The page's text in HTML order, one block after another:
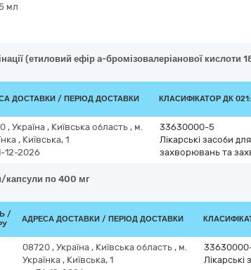
мл
(етиловий ефір a-бромізовалеріанової
ДОСТАВКИ / ПЕРІОД ДОСТАВКИ КЛАСИФІКАТОР ДК
, Україна , Київська область , м.
, Київська, 1
12-2026
33630000-5
Лікарські засоби
захворювань та
капсули по 400 мг
/
АДРЕСА ДОСТАВКИ / ПЕРІОД ДОСТАВКИ
08720 , Україна , Київська область , м.
Українка , Київська, 1
Лікарські